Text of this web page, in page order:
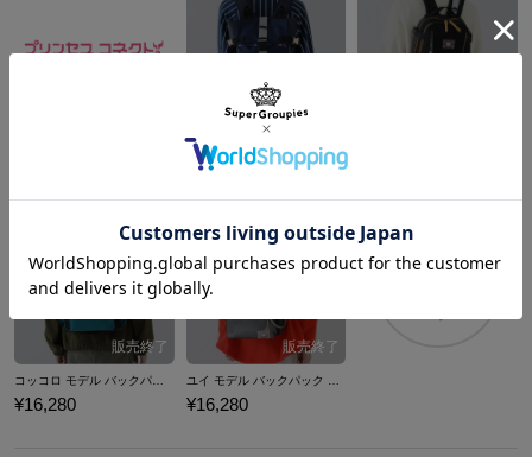
キャル モデル バックパック プリンセスコネクト！Re:Dive
¥16,280
¥16,280 ¥16,280
商品を